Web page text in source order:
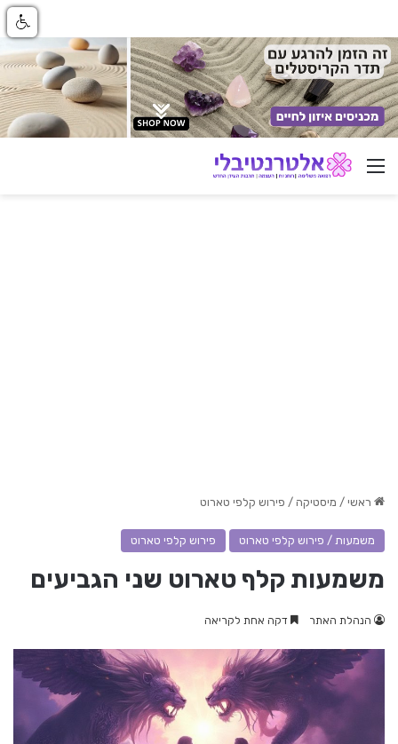
ניווט באתר
ראשי / מיסטיקה / פירוש קלפי טארוט
משמעות / פירוש קלפי טארוט פירוש קלפי טארוט
משמעות קלף טארוט שני הגביעים
הנהלת האתר דקה אחת לקריאה